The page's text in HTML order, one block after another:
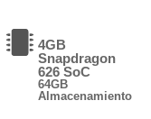
4GB
Snapdragon
626 SoC
64GB
Almacenamiento